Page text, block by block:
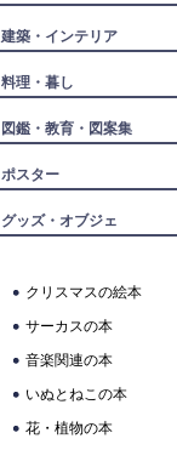
建築・インテリア
料理・暮し
図鑑・教育・図案集
ポスター
グッズ・オブジェ
クリスマスの絵本
サーカスの本
音楽関連の本
いぬとねこの本
花・植物の本